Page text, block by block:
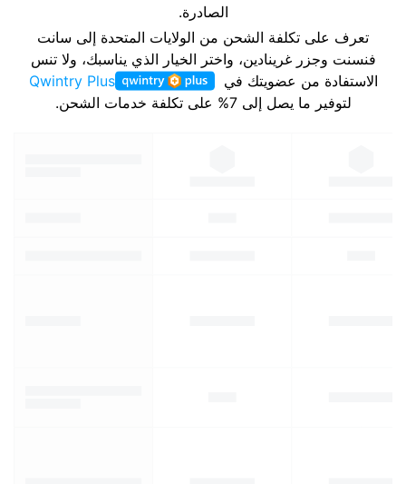
الصادرة.
تعرف على تكلفة الشحن من الولايات المتحدة إلى سانت
فنسنت وجزر غرينادين، واختر الخيار الذي يناسبك، ولا تنس
الاستفادة من عضويتك في
Qwintry Plus
لتوفير ما يصل إلى 7% على تكلفة خدمات الشحن.